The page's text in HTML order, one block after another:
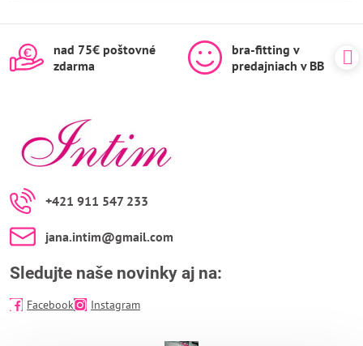
nad 75€ poštovné
zdarma
bra-fitting v
predajniach v BB
+421 911 547 233
jana​.intim​@gmail​.com
Sledujte naše novinky aj na:
Facebook Instagram